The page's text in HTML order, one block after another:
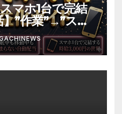
マホ1台で完結
”作業”→”スマ
｜自動収益の仕